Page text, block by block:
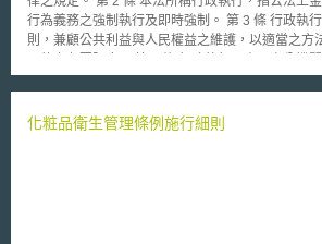
化粧品衛生管理條例施行細則